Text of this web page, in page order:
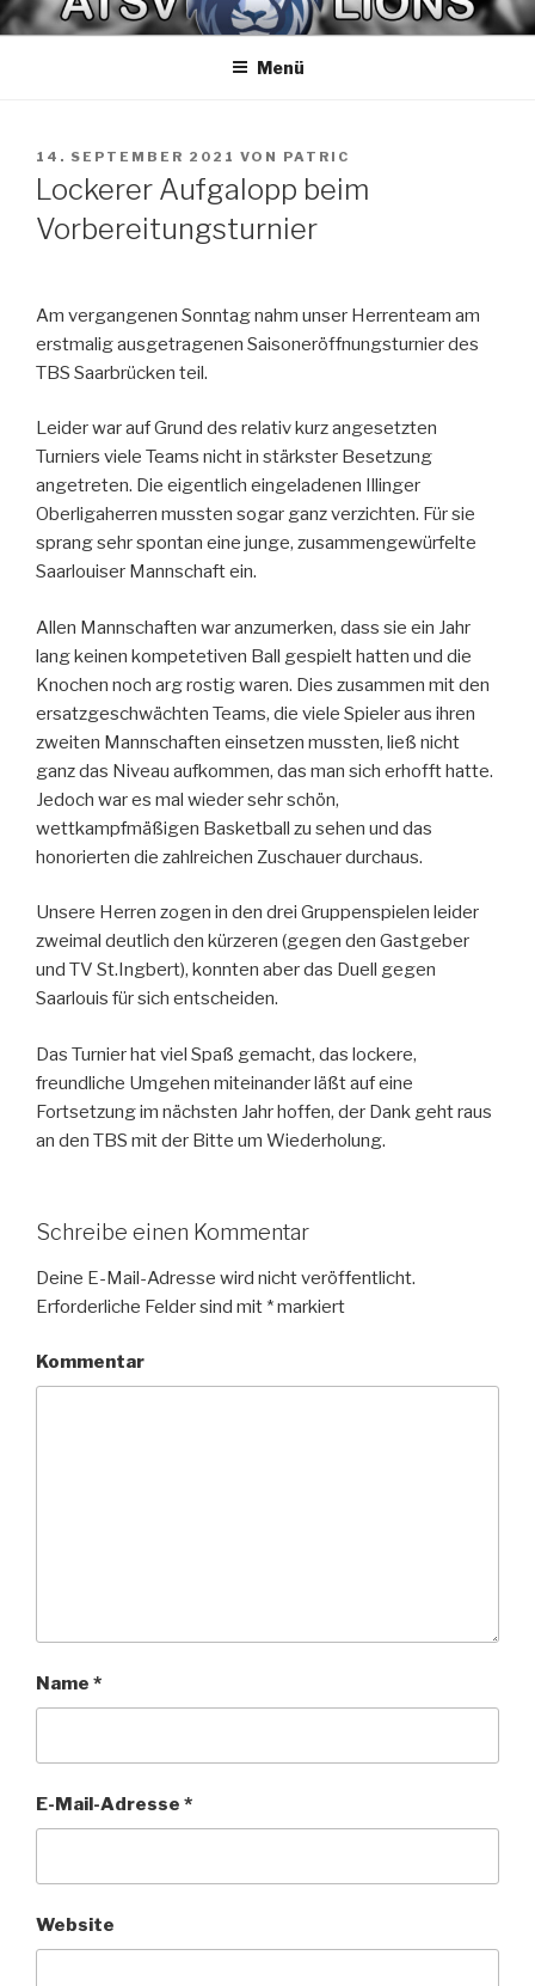
Zum
InhaltATSV LIONS BASKETBALL
Spaß am Spiel
Menü
VERÖFFENTLICHT
AM
14. SEPTEMBER 2021 VON PATRIC
Lockerer Aufgalopp beim
Vorbereitungsturnier
Am vergangenen Sonntag nahm unser Herrenteam am
erstmalig ausgetragenen Saisoneröffnungsturnier des
TBS Saarbrücken teil.
Leider war auf Grund des relativ kurz angesetzten
Turniers viele Teams nicht in stärkster Besetzung
angetreten. Die eigentlich eingeladenen Illinger
Oberligaherren mussten sogar ganz verzichten. Für sie
sprang sehr spontan eine junge, zusammengewürfelte
Saarlouiser Mannschaft ein.
Allen Mannschaften war anzumerken, dass sie ein Jahr
lang keinen kompetetiven Ball gespielt hatten und die
Knochen noch arg rostig waren. Dies zusammen mit den
ersatzgeschwächten Teams, die viele Spieler aus ihren
zweiten Mannschaften einsetzen mussten, ließ nicht
ganz das Niveau aufkommen, das man sich erhofft hatte.
Jedoch war es mal wieder sehr schön,
wettkampfmäßigen Basketball zu sehen und das
honorierten die zahlreichen Zuschauer durchaus.
Unsere Herren zogen in den drei Gruppenspielen leider
zweimal deutlich den kürzeren (gegen den Gastgeber
und TV St.Ingbert), konnten aber das Duell gegen
Saarlouis für sich entscheiden.
Das Turnier hat viel Spaß gemacht, das lockere,
freundliche Umgehen miteinander läßt auf eine
Fortsetzung im nächsten Jahr hoffen, der Dank geht raus
an den TBS mit der Bitte um Wiederholung.
Schreibe einen Kommentar
Deine E-Mail-Adresse wird nicht veröffentlicht.
Erforderliche Felder sind mit *markiert
Kommentar
Name *
E-Mail-Adresse *
Website